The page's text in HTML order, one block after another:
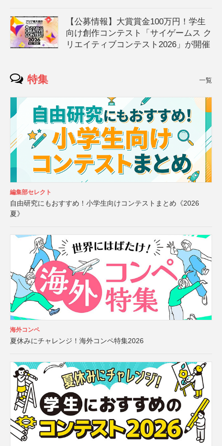
【公募情報】大賞賞金100万円！学生
向け創作コンテスト「サイゲームス ク
リエイティブコンテスト2026」が開催
特集 一覧
編集部セレクト
自由研究にもおすすめ！小学生向けコンテストまとめ《2026
夏》
海外コンペ
夏休みにチャレンジ！海外コンペ特集2026